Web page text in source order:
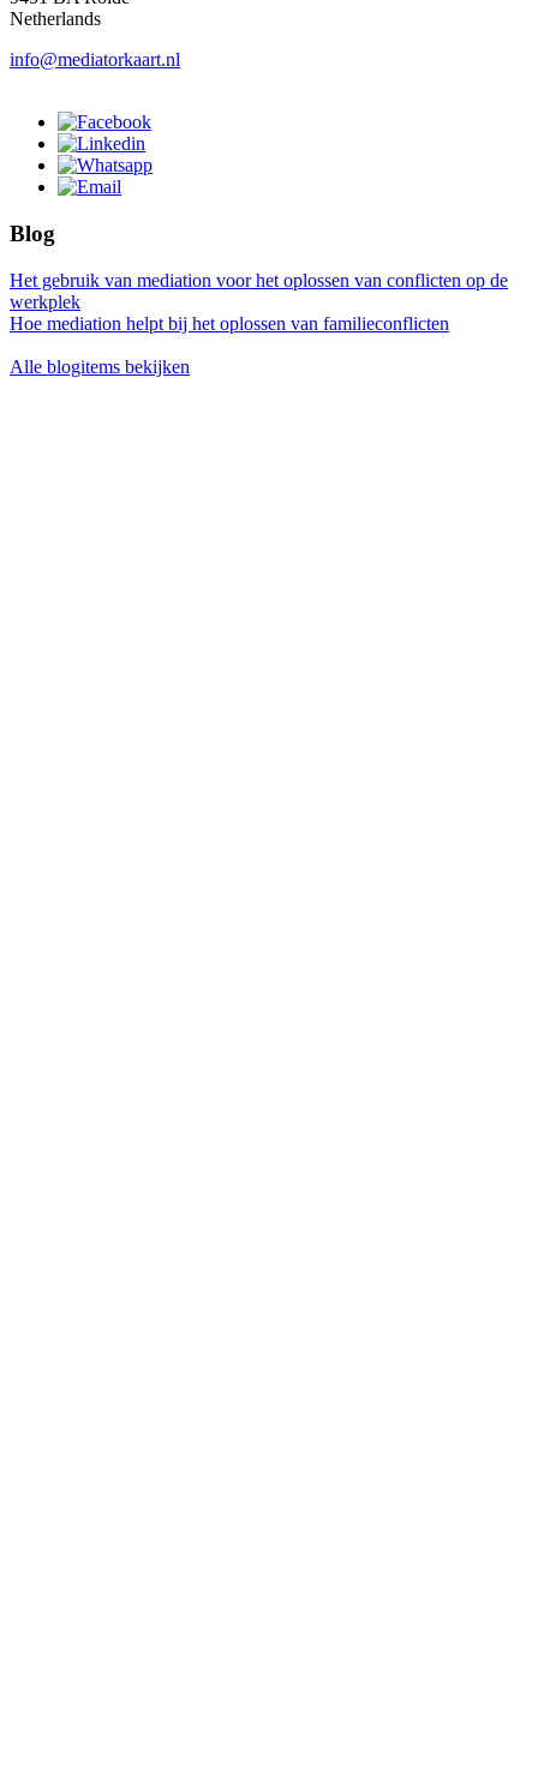
Netherlands
info@mediatorkaart.nl
Blog
Het gebruik van mediation voor het oplossen van conflicten op de
werkplek
Hoe mediation helpt bij het oplossen van familieconflicten
Alle blogitems bekijken